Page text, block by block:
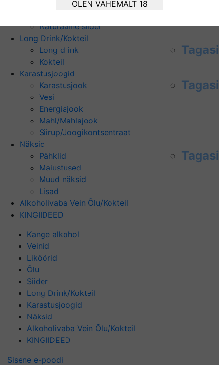
OLEN VÄHEMALT 18
Naturaalne siider
Long Drink/Kokteil
Tagasi
Long drink
Kokteil
Karastusjoogid
Tagasi
Karastusjook
Vesi
Energiajook
Mahl/Mahlajook
Siirup/Joogikontsentraat
Näksid
Tagasi
Pähklid
Maiustused
Muud näksid
Lisad
Alkoholivaba Vein Õlu/Kokteil
KINGIIDEED
Kange alkohol
Veinid
Liköörid
Õlu
Siider
Long Drink/Kokteil
Karastusjoogid
Näksid
Alkoholivaba Vein Õlu/Kokteil
KINGIIDEED
Sisene e-poodi